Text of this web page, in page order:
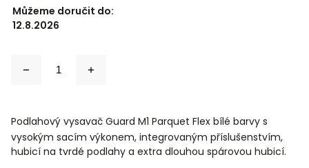
Můžeme doručit do:
12.8.2026
Podlahový vysavač Guard M1 Parquet Flex bílé barvy s
vysokým sacím výkonem, integrovaným příslušenstvím,
hubicí na tvrdé podlahy a extra dlouhou spárovou hubicí.